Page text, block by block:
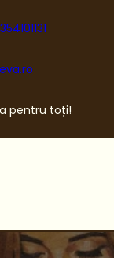
pentru toți!